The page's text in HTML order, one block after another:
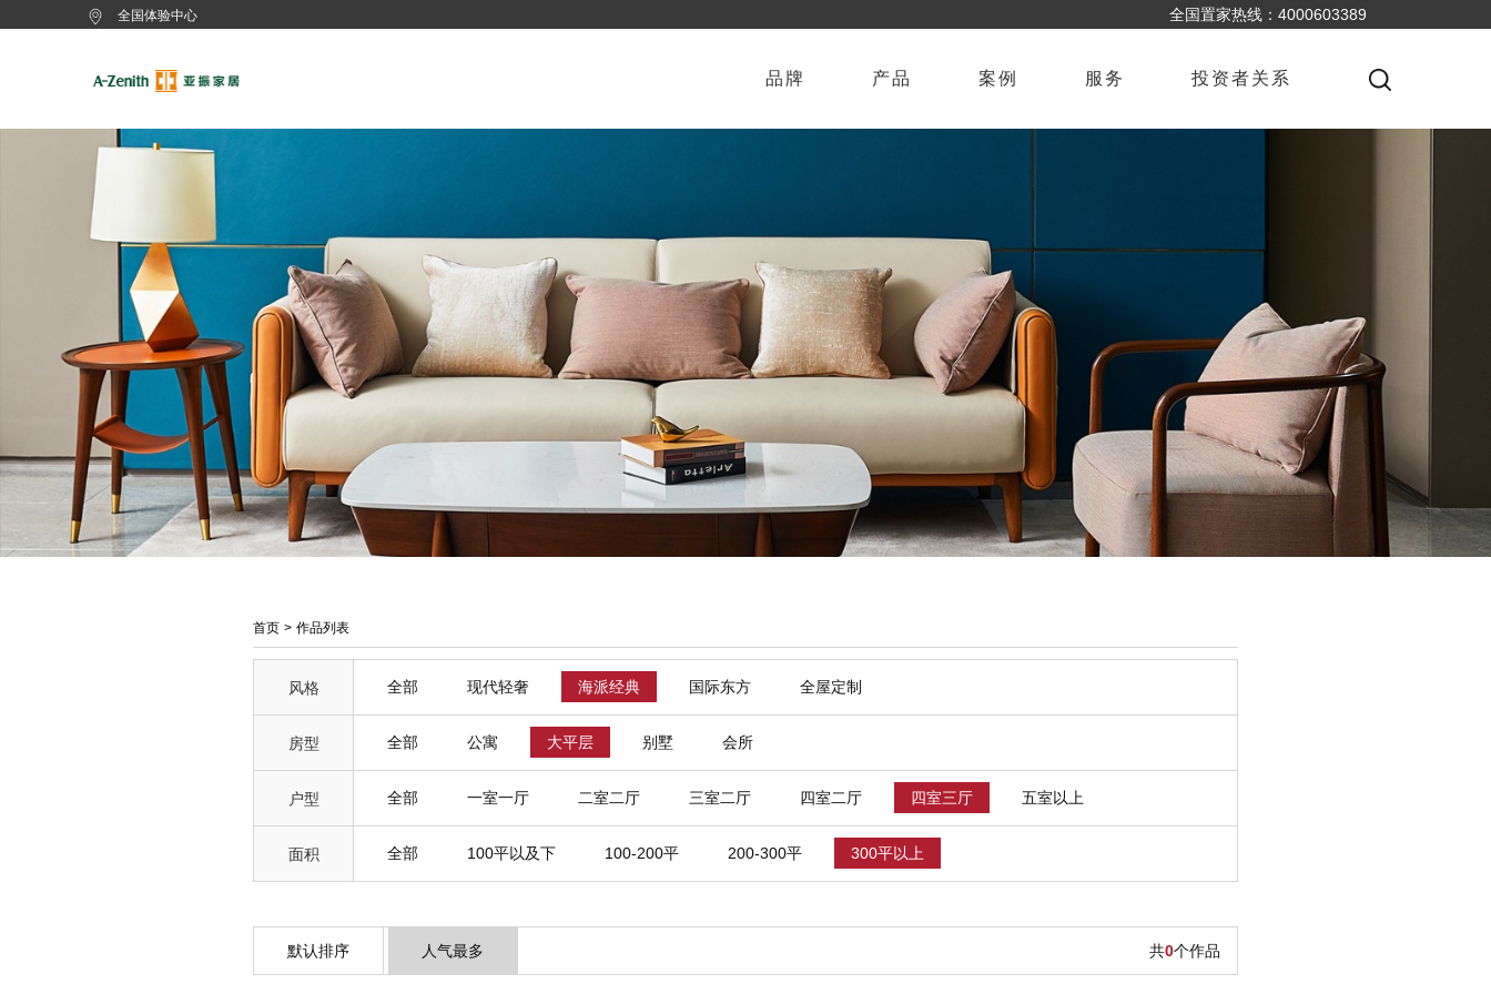
全国体验中心 全国置家热线：4000603389
品牌 产品 案例 服务 投资者关系
首页 > 作品列表
风格 全部 现代轻奢 海派经典 国际东方 全屋定制
房型 全部 公寓 大平层 别墅 会所
户型 全部 一室一厅 二室二厅 三室二厅 四室二厅 四室三厅 五室以上
面积 全部 100平以及下 100-200平 200-300平 300平以上
默认排序 人气最多 共0个作品